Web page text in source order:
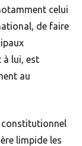
celui
de faire
à lui, est
au
constitutionnel
limpide les